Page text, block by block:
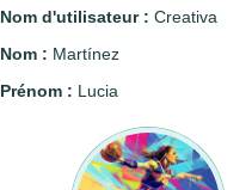
Nom d'utilisateur : Creativa
Nom : Martínez
Prénom : Lucia